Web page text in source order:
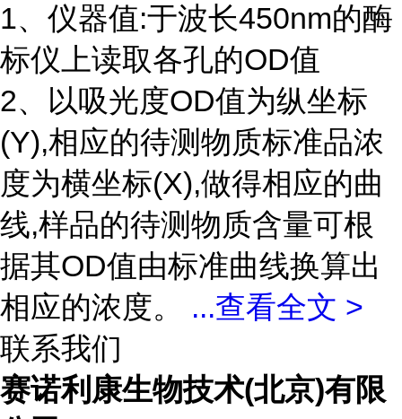
1、仪器值:于波长450nm的酶
标仪上读取各孔的OD值
2、以吸光度OD值为纵坐标
(Y),相应的待测物质标准品浓
度为横坐标(X),做得相应的曲
线,样品的待测物质含量可根
据其OD值由标准曲线换算出
相应的浓度。 ...查看全文 >
联系我们
赛诺利康生物技术(北京)有限